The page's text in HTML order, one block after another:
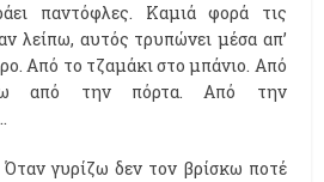
παντόφλες. Καμιά φορά τις
λείπω, αυτός τρυπώνει μέσα απ’
Από το τζαμάκι στο μπάνιο. Από
από την πόρτα. Από την
γυρίζω δεν τον βρίσκω ποτέ